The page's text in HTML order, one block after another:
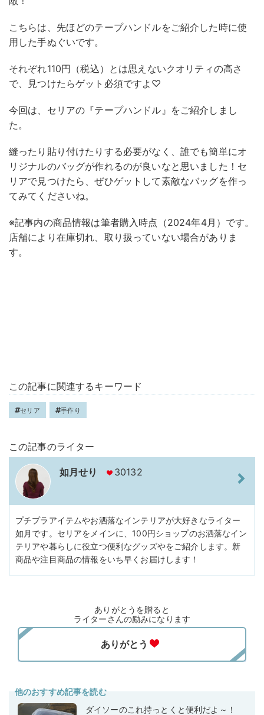
こちらは、先ほどのテープハンドルをご紹介した時に使
用した手ぬぐいです。
それぞれ110円（税込）とは思えないクオリティの高さ
で、見つけたらゲット必須ですよ♡
今回は、セリアの『テープハンドル』をご紹介しまし
た。
縫ったり貼り付けたりする必要がなく、誰でも簡単にオ
リジナルのバッグが作れるのが良いなと思いました！セ
リアで見つけたら、ぜひゲットして素敵なバッグを作っ
てみてくださいね。
※記事内の商品情報は筆者購入時点（2024年4月）です。
店舗により在庫切れ、取り扱っていない場合がありま
す。
この記事に関連するキーワード
セリア 手作り
この記事のライター
如月せり 30132
プチプラアイテムやお洒落なインテリアが大好きなライター
如月です。セリアをメインに、100円ショップのお洒落なイン
テリアや暮らしに役立つ便利なグッズやをご紹介します。新
商品や注目商品の情報をいち早くお届けします！
ありがとうを贈ると
ライターさんの励みになります
他のおすすめ記事を読む
ダイソーのこれ持っとくと便利だよ～！